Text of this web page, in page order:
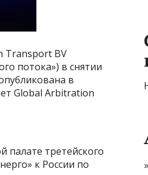
Transport BV
потока») в снятии
в
Global Arbitration
палате третейского
к России по